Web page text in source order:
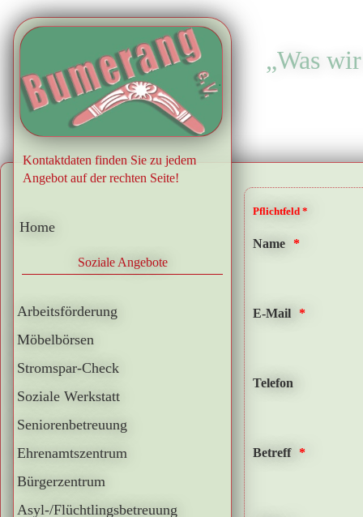
„Was
.
Kontaktdaten finden Sie zu jedem
Angebot auf der rechten Seite!
Home
Soziale Angebote
Arbeitsförderung
Möbelbörsen
Stromspar-Check
Soziale Werkstatt
Seniorenbetreuung
Ehrenamtszentrum
Bürgerzentrum
Asyl-/Flüchtlingsbetreuung
Pflichtfeld *
Name
E-Mail
Telefon
Betreff